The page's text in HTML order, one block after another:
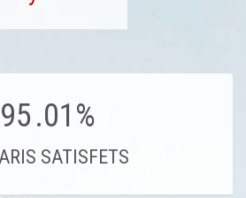
95.01%
SATISFETS